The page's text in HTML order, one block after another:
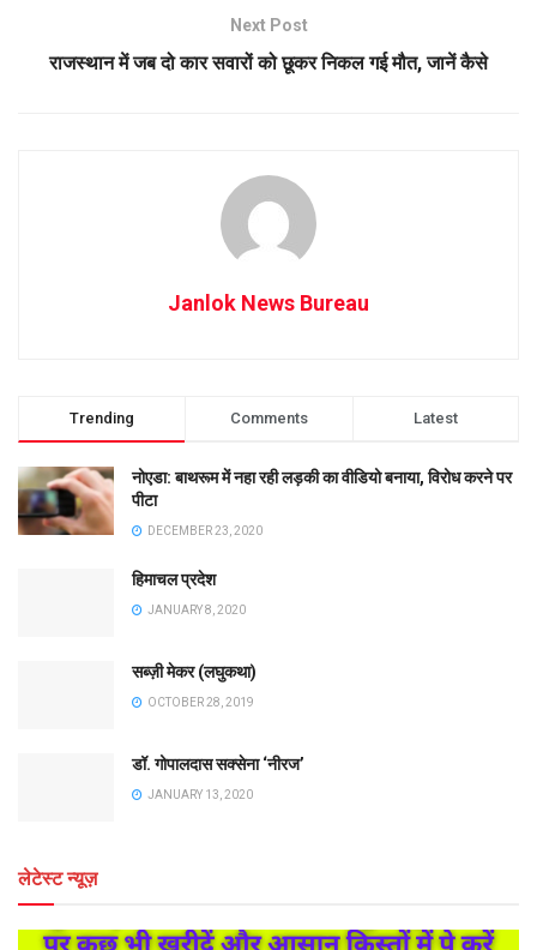
Next Post
राजस्थान में जब दो कार सवारों को छूकर निकल गई मौत, जानें कैसे
Janlok News Bureau
Trending Comments Latest
नोएडा: बाथरूम में नहा रही लड़की का वीडियो बनाया, विरोध करने पर
पीटा
DECEMBER 23, 2020
हिमाचल प्रदेश
JANUARY 8, 2020
सब्ज़ी मेकर (लघुकथा)
OCTOBER 28, 2019
डॉ. गोपालदास सक्सेना ‘नीरज’
JANUARY 13, 2020
लेटेस्ट न्यूज़